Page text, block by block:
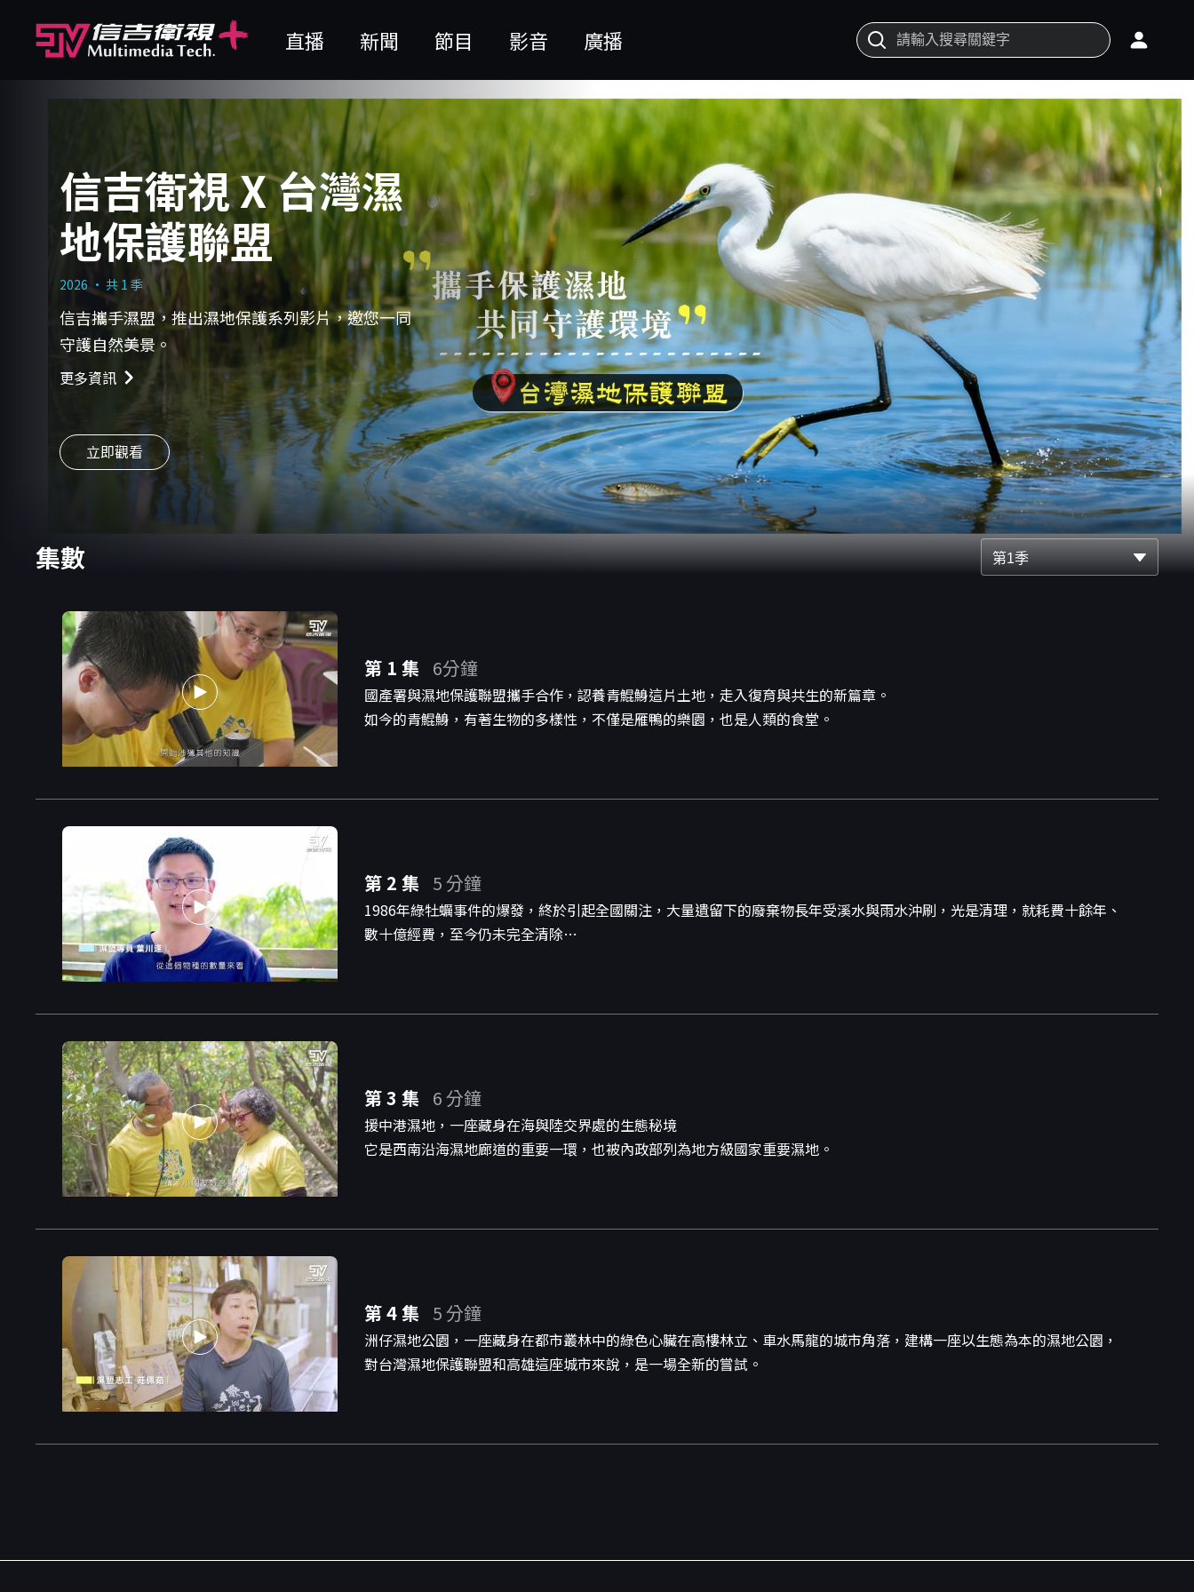
直播 新聞 節目 影音 廣播
信吉衛視 X 台灣濕
地保護聯盟
2026 · 共 1 季
信吉攜手濕盟，推出濕地保護系列影片，邀您一同
守護自然美景。
更多資訊
立即觀看
集數 第1季
第 1 集 6分鐘
國產署與濕地保護聯盟攜手合作，認養青鯤鯓這片土地，走入復育與共生的新篇章。
如今的青鯤鯓，有著生物的多樣性，不僅是雁鴨的樂園，也是人類的食堂。
第 2 集 5 分鐘
1986年綠牡蠣事件的爆發，終於引起全國關注，大量遺留下的廢棄物長年受溪水與雨水沖刷，光是清理，就耗費十餘年、
數十億經費，至今仍未完全清除…
第 3 集 6 分鐘
援中港濕地，一座藏身在海與陸交界處的生態秘境
它是西南沿海濕地廊道的重要一環，也被內政部列為地方級國家重要濕地。
第 4 集 5 分鐘
洲仔濕地公園，一座藏身在都市叢林中的綠色心臟在高樓林立、車水馬龍的城市角落，建構一座以生態為本的濕地公園，
對台灣濕地保護聯盟和高雄這座城市來說，是一場全新的嘗試。